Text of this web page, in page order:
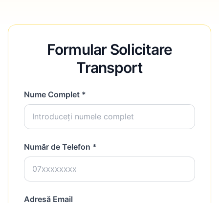
Formular Solicitare
Transport
Nume Complet *
Număr de Telefon *
Adresă Email